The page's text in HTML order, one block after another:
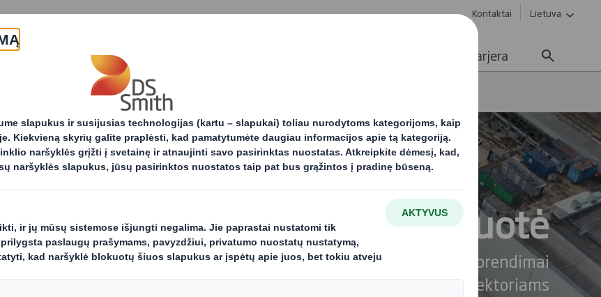
Kontaktai Lietuva
Apie mus Karjera
Pramoninė pakuotė
Pramoninė pakuotė
Inovatyvūs ir tvarūs B2B pakavimo sprendimai
įvairiems sektoriams